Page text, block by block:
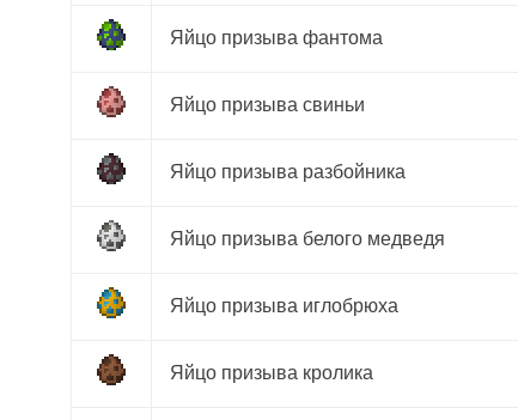
Яйцо призыва фантома
Яйцо призыва свиньи
Яйцо призыва разбойника
Яйцо призыва белого медведя
Яйцо призыва иглобрюха
Яйцо призыва кролика